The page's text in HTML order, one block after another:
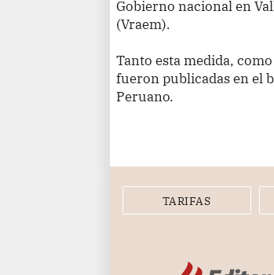
Gobierno nacional en
(Vraem).
Tanto esta medida,
fueron publicadas en el
Peruano.
TARIFAS